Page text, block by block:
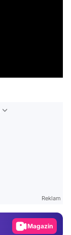
Reklam
Magazin